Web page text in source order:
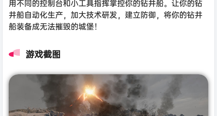
用不同的控制台和小工具指挥掌控你的钻井船。让你的钻
井船自动化生产，加大技术研发，建立防御，将你的钻井
船装备成无法摧毁的城堡！
游戏截图